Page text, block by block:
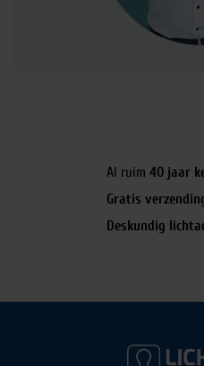
Al ruim 40 jaar
Gratis
Deskundig